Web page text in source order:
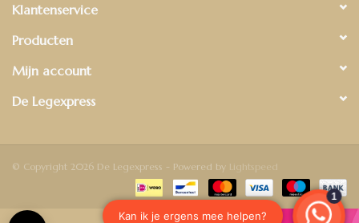
Klantenservice
Producten
Mijn account
De Legexpress
© Copyright 2026 De Legexpress - Powered by Lightspeed